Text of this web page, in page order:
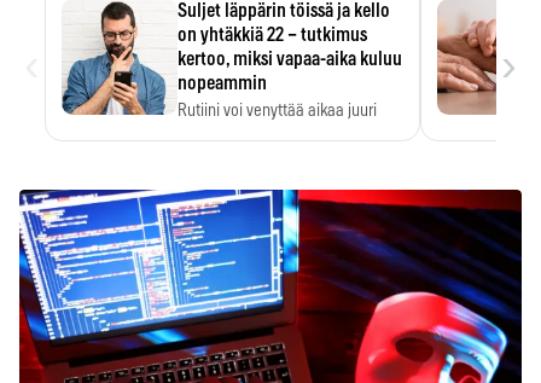
Suljet läppärin töissä ja kello
on yhtäkkiä 22 – tutkimus
kertoo, miksi vapaa-aika kuluu
nopeammin
Rutiini voi venyttää aikaa juuri
›